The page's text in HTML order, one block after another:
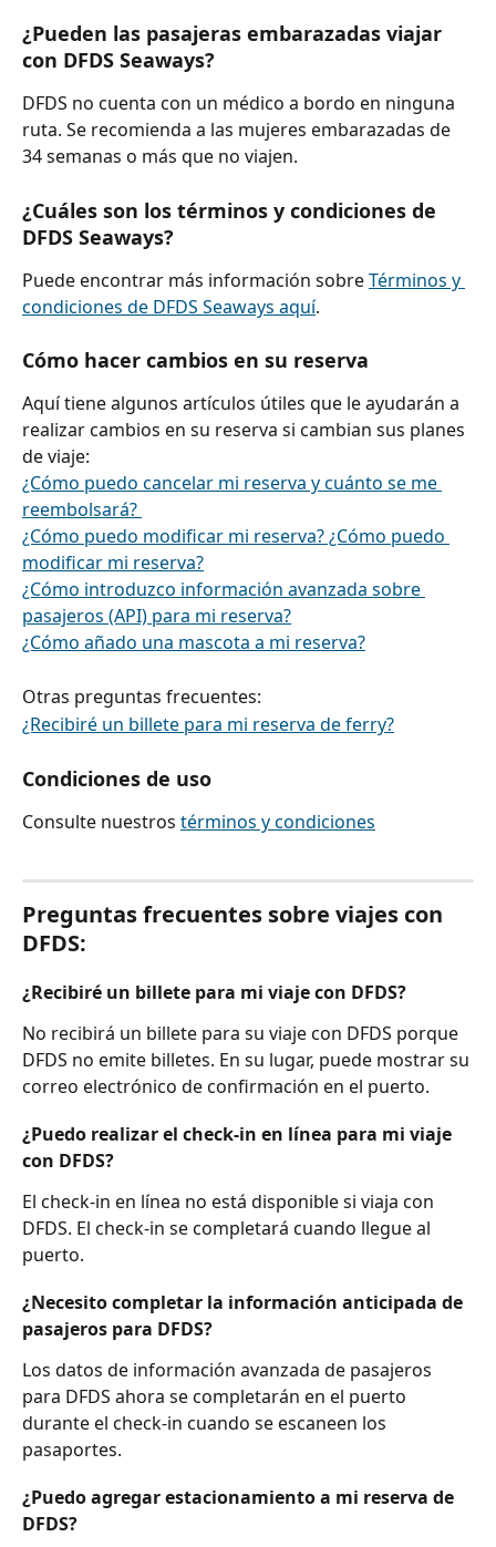
¿Pueden las pasajeras embarazadas viajar
con DFDS Seaways?
DFDS no cuenta con un médico a bordo en ninguna
ruta. Se recomienda a las mujeres embarazadas de
34 semanas o más que no viajen.
¿Cuáles son los términos y condiciones de
DFDS Seaways?
Puede encontrar más información sobre Términos y
condiciones de DFDS Seaways aquí.
Cómo hacer cambios en su reserva
Aquí tiene algunos artículos útiles que le ayudarán a
realizar cambios en su reserva si cambian sus planes
de viaje:
¿Cómo puedo cancelar mi reserva y cuánto se me
reembolsará?
¿Cómo puedo modificar mi reserva? ¿Cómo puedo
modificar mi reserva?
¿Cómo introduzco información avanzada sobre
pasajeros (API) para mi reserva?
¿Cómo añado una mascota a mi reserva?
Otras preguntas frecuentes:
¿Recibiré un billete para mi reserva de ferry?
Condiciones de uso
Consulte nuestros términos y condiciones
Preguntas frecuentes sobre viajes con
DFDS:
¿Recibiré un billete para mi viaje con DFDS?
No recibirá un billete para su viaje con DFDS porque
DFDS no emite billetes. En su lugar, puede mostrar su
correo electrónico de confirmación en el puerto.
¿Puedo realizar el check-in en línea para mi viaje
con DFDS?
El check-in en línea no está disponible si viaja con
DFDS. El check-in se completará cuando llegue al
puerto.
¿Necesito completar la información anticipada de
pasajeros para DFDS?
Los datos de información avanzada de pasajeros
para DFDS ahora se completarán en el puerto
durante el check-in cuando se escaneen los
pasaportes.
¿Puedo agregar estacionamiento a mi reserva de
DFDS?